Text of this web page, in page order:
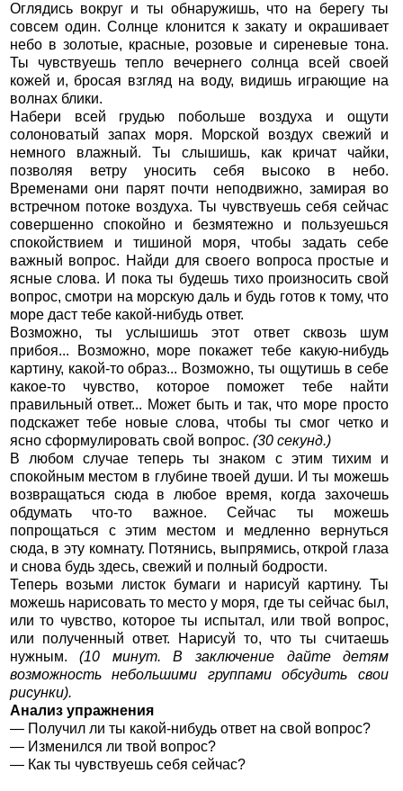
Оглядись вокруг и ты обнаружишь, что на берегу ты
совсем один. Солнце клонится к закату и окрашивает
небо в золотые, красные, розовые и сиреневые тона.
Ты чувствуешь тепло вечернего солнца всей своей
кожей и, бросая взгляд на воду, видишь играющие на
волнах блики.
Набери всей грудью побольше воздуха и ощути
солоноватый запах моря. Морской воздух свежий и
немного влажный. Ты слышишь, как кричат чайки,
позволяя ветру уносить себя высоко в небо.
Временами они парят почти неподвижно, замирая во
встречном потоке воздуха. Ты чувствуешь себя сейчас
совершенно спокойно и безмятежно и пользуешься
спокойствием и тишиной моря, чтобы задать себе
важный вопрос. Найди для своего вопроса простые и
ясные слова. И пока ты будешь тихо произносить свой
вопрос, смотри на морскую даль и будь готов к тому, что
море даст тебе какой-нибудь ответ.
Возможно, ты услышишь этот ответ сквозь шум
прибоя... Возможно, море покажет тебе какую-нибудь
картину, какой-то образ... Возможно, ты ощутишь в себе
какое-то чувство, которое поможет тебе найти
правильный ответ... Может быть и так, что море просто
подскажет тебе новые слова, чтобы ты смог четко и
ясно сформулировать свой вопрос. (30 секунд.)
В любом случае теперь ты знаком с этим тихим и
спокойным местом в глубине твоей души. И ты можешь
возвращаться сюда в любое время, когда захочешь
обдумать что-то важное. Сейчас ты можешь
попрощаться с этим местом и медленно вернуться
сюда, в эту комнату. Потянись, выпрямись, открой глаза
и снова будь здесь, свежий и полный бодрости.
Теперь возьми листок бумаги и нарисуй картину. Ты
можешь нарисовать то место у моря, где ты сейчас был,
или то чувство, которое ты испытал, или твой вопрос,
или полученный ответ. Нарисуй то, что ты считаешь
нужным.(10 минут. В заключение дайте детям
возможность небольшими группами обсудить свои
рисунки).
Анализ упражнения
— Получил ли ты какой-нибудь ответ на свой вопрос?
— Изменился ли твой вопрос?
— Как ты чувствуешь себя сейчас?